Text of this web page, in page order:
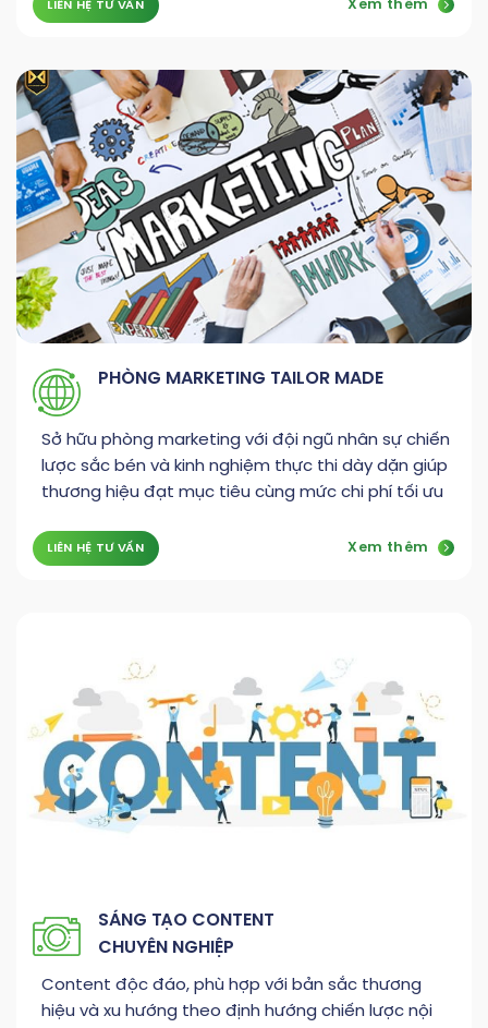
LIÊN HỆ TƯ VẤN Xem thêm
PHÒNG MARKETING TAILOR MADE
Sở hữu phòng marketing với đội ngũ nhân sự chiến
lược sắc bén và kinh nghiệm thực thi dày dặn giúp
thương hiệu đạt mục tiêu cùng mức chi phí tối ưu
LIÊN HỆ TƯ VẤN Xem thêm
SÁNG TẠO CONTENT
CHUYÊN NGHIỆP
Content độc đáo, phù hợp với bản sắc thương
hiệu và xu hướng theo định hướng chiến lược nội